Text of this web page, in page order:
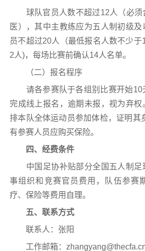
球队官员人数不超过12人（必须
医），其中主教练应为五人制初级
员不超过20人（最低报名人数不少
2人)，每场比赛前确认14人名单。
（二）报名程序
请各参赛队于各组别比赛开始10
完成线上报名，逾期未报，视为弃
排本队全体运动员参加体检，证明其
有参赛人员应购买保险。
四、经费条件
中国足协补贴部分全国五人制足
事组织和竞赛官员费用，队伍参赛
疗、保险等费用自理。
五、联系方式
联系人：张阳
工作邮箱：